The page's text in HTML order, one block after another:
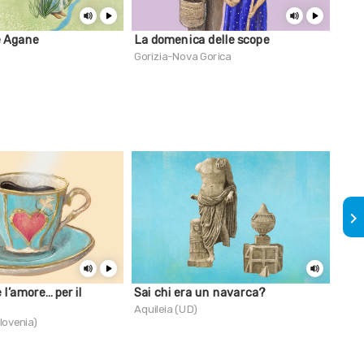
Agane La domenica delle scope
Gorizia-Nova Gorica
per il
Sai chi era un navarca?
Aquileia (UD)
keyboard_arrow_right